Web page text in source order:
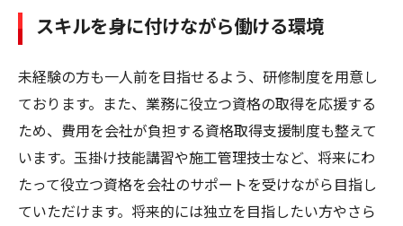
スキルを身に付けながら働ける環境
未経験の方も一人前を目指せるよう、研修制度を用意し
ております。また、業務に役立つ資格の取得を応援する
ため、費用を会社が負担する資格取得支援制度も整えて
います。玉掛け技能講習や施工管理技士など、将来にわ
たって役立つ資格を会社のサポートを受けながら目指し
ていただけます。将来的には独立を目指したい方やさら